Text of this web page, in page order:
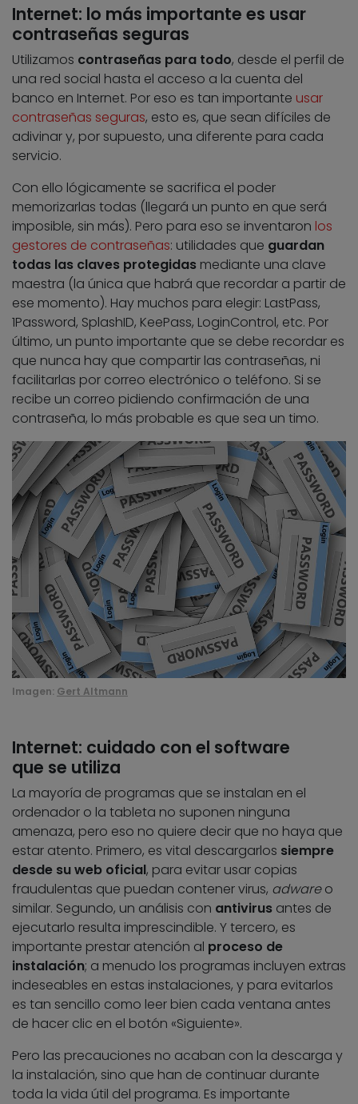
Internet: lo más importante es usar
contraseñas seguras
Utilizamos contraseñas para todo, desde el perfil de
una red social hasta el acceso a la cuenta del
banco en Internet. Por eso es tan importante usar
contraseñas seguras, esto es, que sean difíciles de
adivinar y, por supuesto, una diferente para cada
servicio.
Con ello lógicamente se sacrifica el poder
memorizarlas todas (llegará un punto en que será
imposible, sin más). Pero para eso se inventaron los
gestores de contraseñas: utilidades que guardan
todas las claves protegidas mediante una clave
maestra (la única que habrá que recordar a partir de
ese momento). Hay muchos para elegir: LastPass,
1Password, SplashID, KeePass, LoginControl, etc. Por
último, un punto importante que se debe recordar es
que nunca hay que compartir las contraseñas, ni
facilitarlas por correo electrónico o teléfono. Si se
recibe un correo pidiendo confirmación de una
contraseña, lo más probable es que sea un timo.
Imagen: Gert Altmann
Internet: cuidado con el software
que se utiliza
La mayoría de programas que se instalan en el
ordenador o la tableta no suponen ninguna
amenaza, pero eso no quiere decir que no haya que
estar atento. Primero, es vital descargarlos siempre
desde su web oficial, para evitar usar copias
fraudulentas que puedan contener virus, adwareo
similar. Segundo, un análisis con antivirus antes de
ejecutarlo resulta imprescindible. Y tercero, es
importante prestar atención al proceso de
instalación; a menudo los programas incluyen extras
indeseables en estas instalaciones, y para evitarlos
es tan sencillo como leer bien cada ventana antes
de hacer clic en el botón «Siguiente».
Pero las precauciones no acaban con la descarga y
la instalación, sino que han de continuar durante
toda la vida útil del programa. Es importante